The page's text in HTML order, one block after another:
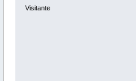
Visitante